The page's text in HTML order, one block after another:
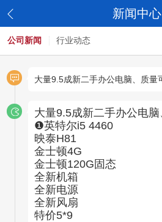
新闻中心
公司新闻 行业动态
大量9.5成新二手办公电脑、质量
大量9.5成新二手办公电
❶英特尔i5 4460
映泰H81
金士顿4G
金士顿120G固态
全新机箱
全新电源
全新风扇
特价5*9